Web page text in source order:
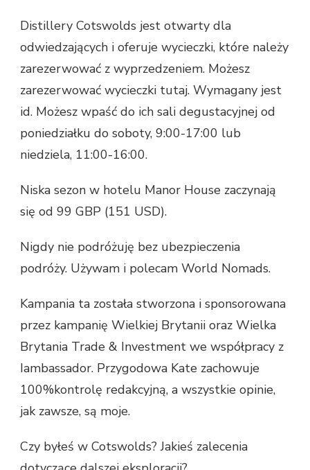
Distillery Cotswolds jest otwarty dla
odwiedzających i oferuje wycieczki, które należy
zarezerwować z wyprzedzeniem. Możesz
zarezerwować wycieczki tutaj. Wymagany jest
id. Możesz wpaść do ich sali degustacyjnej od
poniedziałku do soboty, 9:00-17:00 lub
niedziela, 11:00-16:00.
Niska sezon w hotelu Manor House zaczynają
się od 99 GBP (151 USD).
Nigdy nie podróżuję bez ubezpieczenia
podróży. Używam i polecam World Nomads.
Kampania ta została stworzona i sponsorowana
przez kampanię Wielkiej Brytanii oraz Wielka
Brytania Trade & Investment we współpracy z
Iambassador. Przygodowa Kate zachowuje
100%kontrolę redakcyjną, a wszystkie opinie,
jak zawsze, są moje.
Czy byłeś w Cotswolds? Jakieś zalecenia